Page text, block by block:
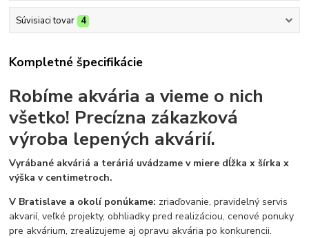
Súvisiaci tovar 4
Kompletné špecifikácie
Robíme akvária a vieme o nich
všetko! Precízna zákazková
výroba lepených akvárií.
Vyrábané akváriá a teráriá uvádzame v miere dĺžka x šírka x
výška v centimetroch.
V Bratislave a okolí ponúkame: zriaďovanie, pravidelný servis
akvarií, veľké projekty, obhliadky pred realizáciou, cenové ponuky
pre akvárium, zrealizujeme aj opravu akvária po konkurencii.